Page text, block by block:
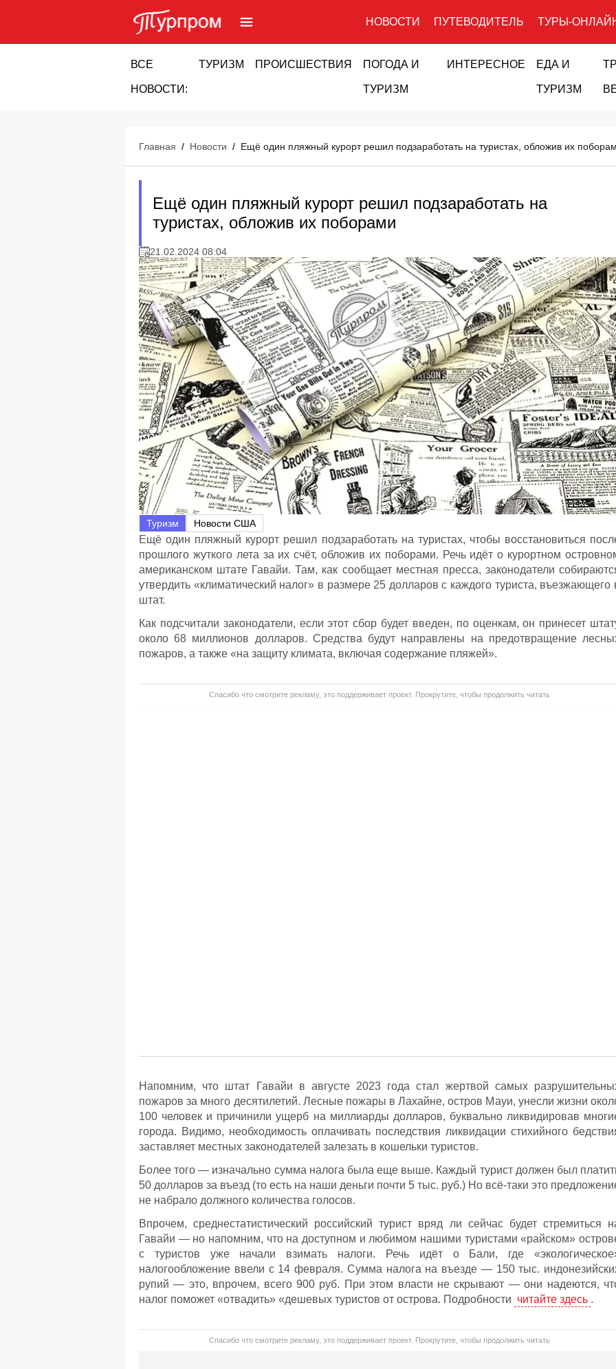
НОВОСТИ ПУТЕВОДИТЕЛЬ ТУРЫ-
ВСЕ
НОВОСТИ:
ТУРИЗМ ПРОИСШЕСТВИЯ ПОГОДА И
ТУРИЗМ
ИНТЕРЕСНОЕ ЕДА И
ТУРИЗМ
Главная / Новости / Ещё один пляжный курорт решил подзаработать на туристах, обложив их
Ещё один пляжный курорт решил подзаработать на
туристах, обложив их поборами
21.02.2024 08:04
Туризм Новости США
Ещё один пляжный курорт решил подзаработать на туристах, чтобы восстановиться
прошлого жуткого лета за их счёт, обложив их поборами. Речь идёт о курортном
американском штате Гавайи. Там, как сообщает местная пресса, законодатели
утвердить «климатический налог» в размере 25 долларов с каждого туриста, въезжающего
штат.
Как подсчитали законодатели, если этот сбор будет введен, по оценкам, он принесет
около 68 миллионов долларов. Средства будут направлены на предотвращение
пожаров, а также «на защиту климата, включая содержание пляжей».
Спасибо что смотрите рекламу, это поддерживает проект. Прокрутите, чтобы продолжить читать
Напомним, что штат Гавайи в августе 2023 года стал жертвой самых
пожаров за много десятилетий. Лесные пожары в Лахайне, остров Мауи, унесли жизни
100 человек и причинили ущерб на миллиарды долларов, буквально ликвидировав
города. Видимо, необходимость оплачивать последствия ликвидации стихийного
заставляет местных законодателей залезать в кошельки туристов.
Более того — изначально сумма налога была еще выше. Каждый турист должен был
50 долларов за въезд (то есть на наши деньги почти 5 тыс. руб.) Но всё-таки это
не набрало должного количества голосов.
Впрочем, среднестатистический российский турист вряд ли сейчас будет стремиться
Гавайи — но напомним, что на доступном и любимом нашими туристами «райском»
с туристов уже начали взимать налоги. Речь идёт о Бали, где
налогообложение ввели с 14 февраля. Сумма налога на въезде — 150 тыс.
рупий — это, впрочем, всего 900 руб. При этом власти не скрывают — они надеются,
налог поможет «отвадить» «дешевых туристов от острова. Подробности читайте здесь .
Спасибо что смотрите рекламу, это поддерживает проект. Прокрутите, чтобы продолжить читать